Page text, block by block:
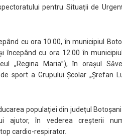
pentru Situații de
cu ora 10.00, în municipiul
începând cu ora 12.00 în
„Regina Maria”), în orașul
sport a Grupului Școlar „Șrefan
populaţiei din județul
ajutor, în vederea creşterii
cardio-respirator.